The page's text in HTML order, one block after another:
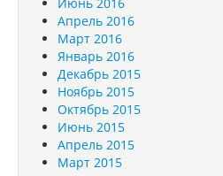
Апрель 2016
Март 2016
Январь 2016
Декабрь 2015
Ноябрь 2015
Октябрь 2015
Июнь 2015
Апрель 2015
Март 2015